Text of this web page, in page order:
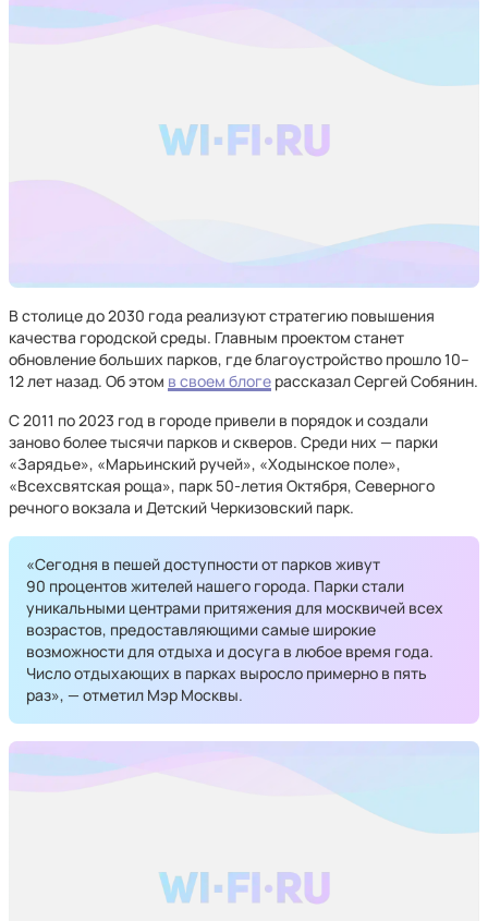
В столице до 2030 года реализуют стратегию повышения
качества городской среды. Главным проектом станет
обновление больших парков, где благоустройство прошло 10–
12 лет назад. Об этом в своем блоге рассказал Сергей Собянин.
С 2011 по 2023 год в городе привели в порядок и создали
заново более тысячи парков и скверов. Среди них — парки
«Зарядье», «Марьинский ручей», «Ходынское поле»,
«Всехсвятская роща», парк 50-летия Октября, Северного
речного вокзала и Детский Черкизовский парк.
«Сегодня в пешей доступности от парков живут
90 процентов жителей нашего города. Парки стали
уникальными центрами притяжения для москвичей всех
возрастов, предоставляющими самые широкие
возможности для отдыха и досуга в любое время года.
Число отдыхающих в парках выросло примерно в пять
раз», — отметил Мэр Москвы.